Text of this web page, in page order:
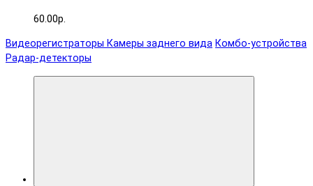
60.00р.
Видеорегистраторы Камеры заднего вида Комбо-устройства
Радар-детекторы